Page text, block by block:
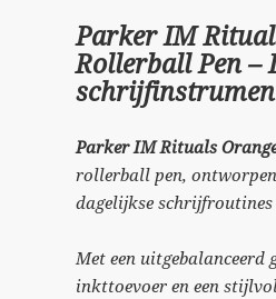
Parker IM
Rollerball Pen –
Parker IM Rituals
rollerball pen,
dagelijkse
Met een uitgebalanceerd
inkttoevoer en een